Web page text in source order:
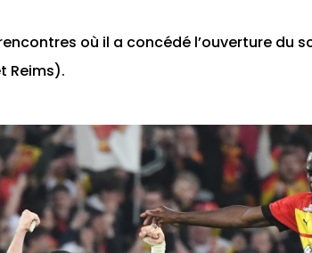
où il a concédé l’ouverture du
Reims).